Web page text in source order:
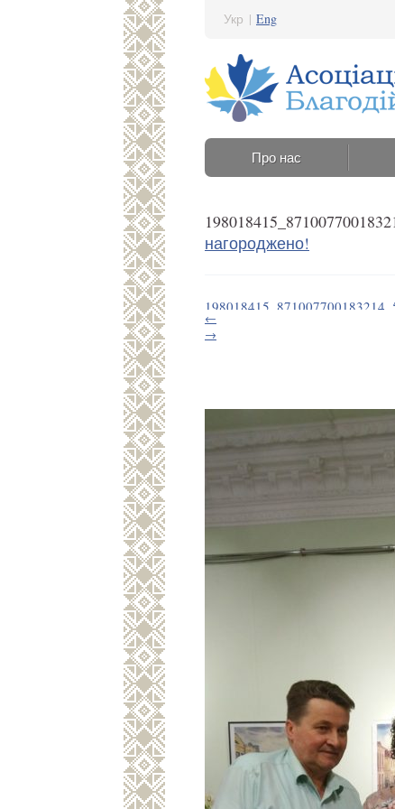
Укр | Eng
Про нас
нагороджено!
10 Червня 2021 14:40
←
→